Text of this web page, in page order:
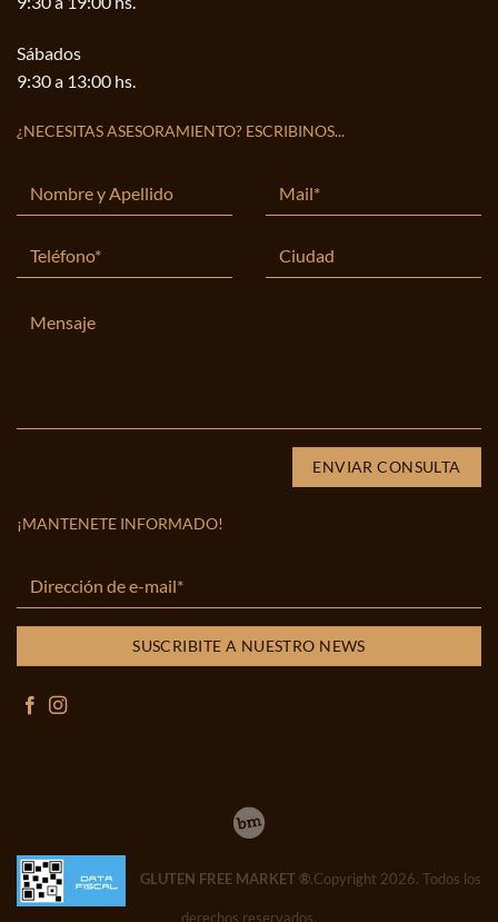
Sábados
9:30 a 13:00 hs.
¿NECESITAS ASESORAMIENTO? ESCRIBINOS...
¡MANTENETE INFORMADO!
GLUTEN FREE MARKET ®.Copyright 2026. Todos los
derechos reservados.